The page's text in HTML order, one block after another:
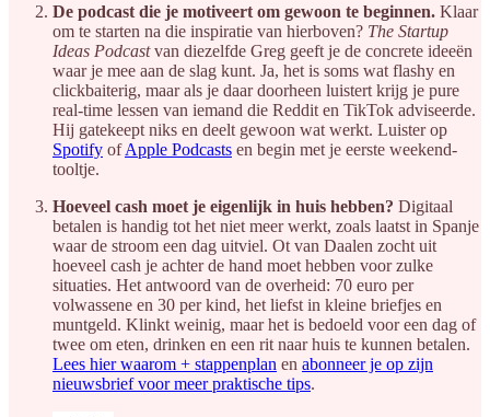
De podcast die je motiveert om gewoon te beginnen. Klaar
om te starten na die inspiratie van hierboven? The Startup
Ideas Podcastvan diezelfde Greg geeft je de concrete ideeën
waar je mee aan de slag kunt. Ja, het is soms wat flashy en
clickbaiterig, maar als je daar doorheen luistert krijg je pure
real-time lessen van iemand die Reddit en TikTok adviseerde.
Hij gatekeept niks en deelt gewoon wat werkt. Luister op
Spotify ofApple Podcasts en begin met je eerste weekend-
tooltje.
Hoeveel cash moet je eigenlijk in huis hebben? Digitaal
betalen is handig tot het niet meer werkt, zoals laatst in Spanje
waar de stroom een dag uitviel. Ot van Daalen zocht uit
hoeveel cash je achter de hand moet hebben voor zulke
situaties. Het antwoord van de overheid: 70 euro per
volwassene en 30 per kind, het liefst in kleine briefjes en
muntgeld. Klinkt weinig, maar het is bedoeld voor een dag of
twee om eten, drinken en een rit naar huis te kunnen betalen.
Lees hier waarom + stappenplan en abonneer je op zijn
nieuwsbrief voor meer praktische tips.